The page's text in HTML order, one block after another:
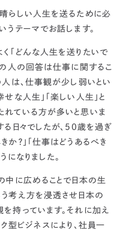
プライバシーポリシー
及び戦略 サイトマップ
らしい人生を送るために必
うテーマでお話します。
「どんな人生を送りたいで
の人の回答は仕事に関するこ
人は、仕事観が少し弱いとい
な人生」「楽しい人生」と
れている方が多いと思いま
る日々でしたが、50歳を過ぎ
か？」「仕事はどうあるべき
になりました。
中に広めることで日本の生
考え方を浸透させ日本の
持っています。それに加え
型ビジネスにより、社員一